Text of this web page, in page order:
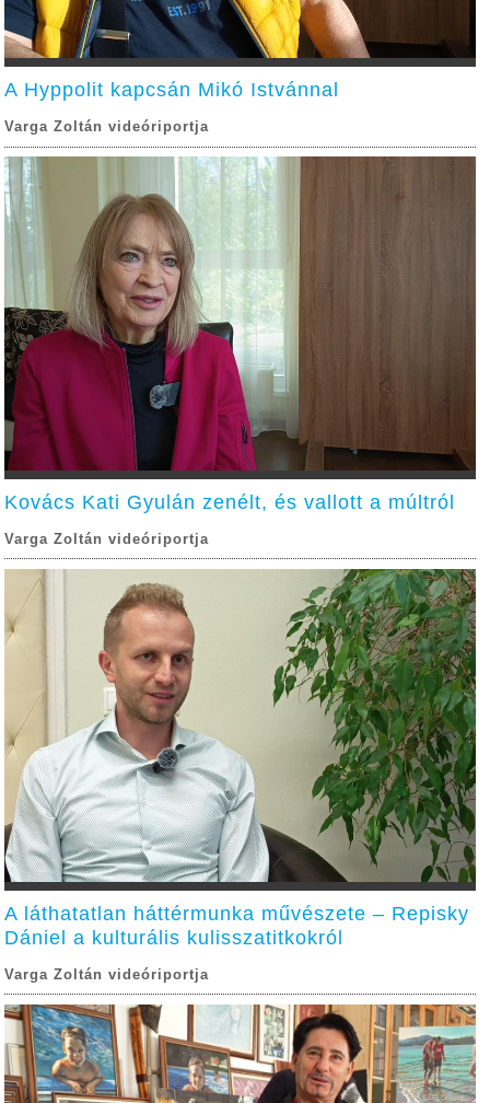
A Hyppolit kapcsán Mikó Istvánnal
Varga Zoltán videóriportja
Kovács Kati Gyulán zenélt, és vallott a múltról
Varga Zoltán videóriportja
A láthatatlan háttérmunka művészete – Repisky
Dániel a kulturális kulisszatitkokról
Varga Zoltán videóriportja